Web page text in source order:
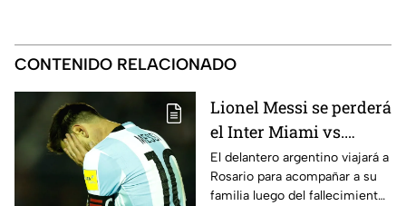
CONTENIDO RELACIONADO
Lionel Messi se perderá
el Inter Miami vs.
Rayados en la Leagues
Cup
El delantero argentino viajará a
Rosario para acompañar a su
familia luego del fallecimiento